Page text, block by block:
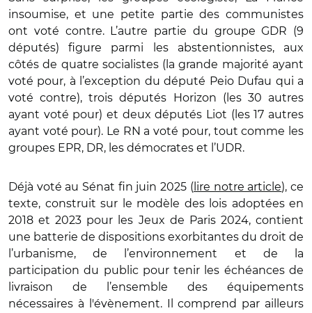
insoumise, et une petite partie des communistes
ont voté contre. L’autre partie du groupe GDR (9
députés) figure parmi les abstentionnistes, aux
côtés de quatre socialistes (la grande majorité ayant
voté pour, à l’exception du député Peio Dufau qui a
voté contre), trois députés Horizon (les 30 autres
ayant voté pour) et deux députés Liot (les 17 autres
ayant voté pour). Le RN a voté pour, tout comme les
groupes EPR, DR, les démocrates et l’UDR.
Déjà voté au Sénat fin juin 2025 (lire notre article), ce
texte, construit sur le modèle des lois adoptées en
2018 et 2023 pour les Jeux de Paris 2024, contient
une batterie de dispositions exorbitantes du droit de
l’urbanisme, de l’environnement et de la
participation du public pour tenir les échéances de
livraison de l’ensemble des équipements
nécessaires à l'évènement. Il comprend par ailleurs